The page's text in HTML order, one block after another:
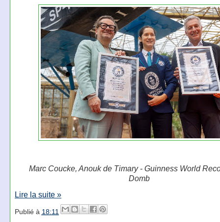
Marc Coucke, Anouk de Timary - Guinness World
Domb
Lire la suite »
Publié à 18:11